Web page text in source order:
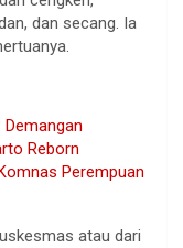
dan secang. Ia
Reborn
Perempuan
atau dari